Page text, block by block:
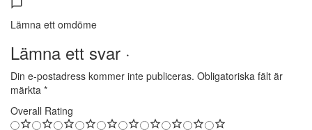
Lämna ett omdöme
Lämna ett svar ·
Din e-postadress kommer inte publiceras. Obligatoriska fält är
märkta *
Overall Rating